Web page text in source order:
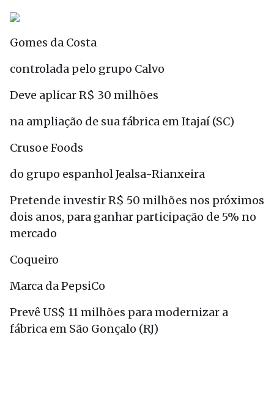
Gomes da Costa
controlada pelo grupo Calvo
Deve aplicar R$ 30 milhões
na ampliação de sua fábrica em Itajaí (SC)
Crusoe Foods
do grupo espanhol Jealsa-Rianxeira
Pretende investir R$ 50 milhões nos próximos
dois anos, para ganhar participação de 5% no
mercado
Coqueiro
Marca da PepsiCo
Prevê US$ 11 milhões para modernizar a
fábrica em São Gonçalo (RJ)